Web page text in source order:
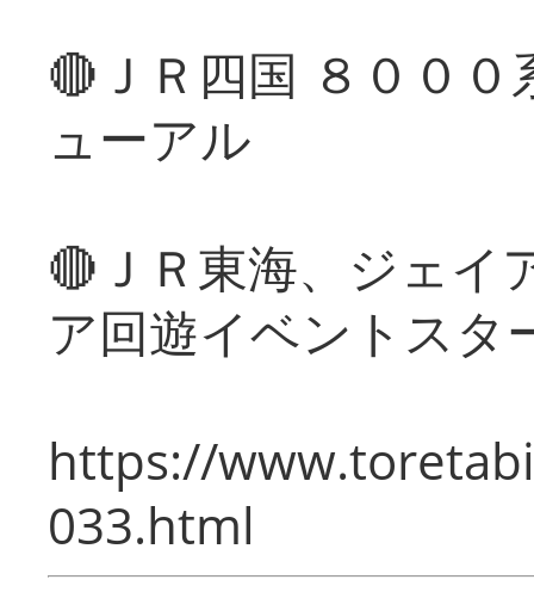
🔴ＪＲ四国 ８００
ューアル
🔴ＪＲ東海、ジェイ
ア回遊イベントスタ
https://
033.html